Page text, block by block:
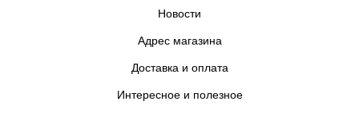
Новости
Адрес магазина
Доставка и оплата
Интересное и полезное